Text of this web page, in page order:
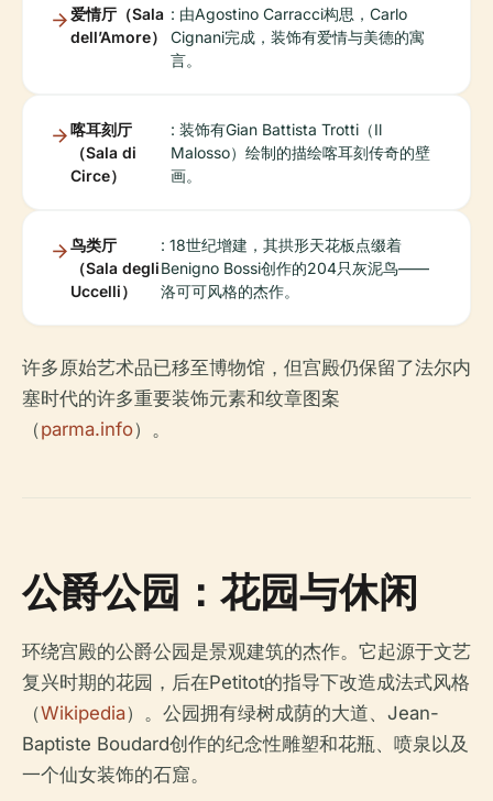
爱情厅（Sala
dell’Amore）
: 由Agostino Carracci构思，Carlo
Cignani完成，装饰有爱情与美德的寓
言。
喀耳刻厅
（Sala di
Circe）
: 装饰有Gian Battista Trotti（Il
Malosso）绘制的描绘喀耳刻传奇的壁
画。
鸟类厅
（Sala degli
Uccelli）
: 18世纪增建，其拱形天花板点缀着
Benigno Bossi创作的204只灰泥鸟——
洛可可风格的杰作。
许多原始艺术品已移至博物馆，但宫殿仍保留了法尔内
塞时代的许多重要装饰元素和纹章图案
（parma.info）。
公爵公园：花园与休闲
环绕宫殿的公爵公园是景观建筑的杰作。它起源于文艺
复兴时期的花园，后在Petitot的指导下改造成法式风格
（Wikipedia）。公园拥有绿树成荫的大道、Jean-
Baptiste Boudard创作的纪念性雕塑和花瓶、喷泉以及
一个仙女装饰的石窟。